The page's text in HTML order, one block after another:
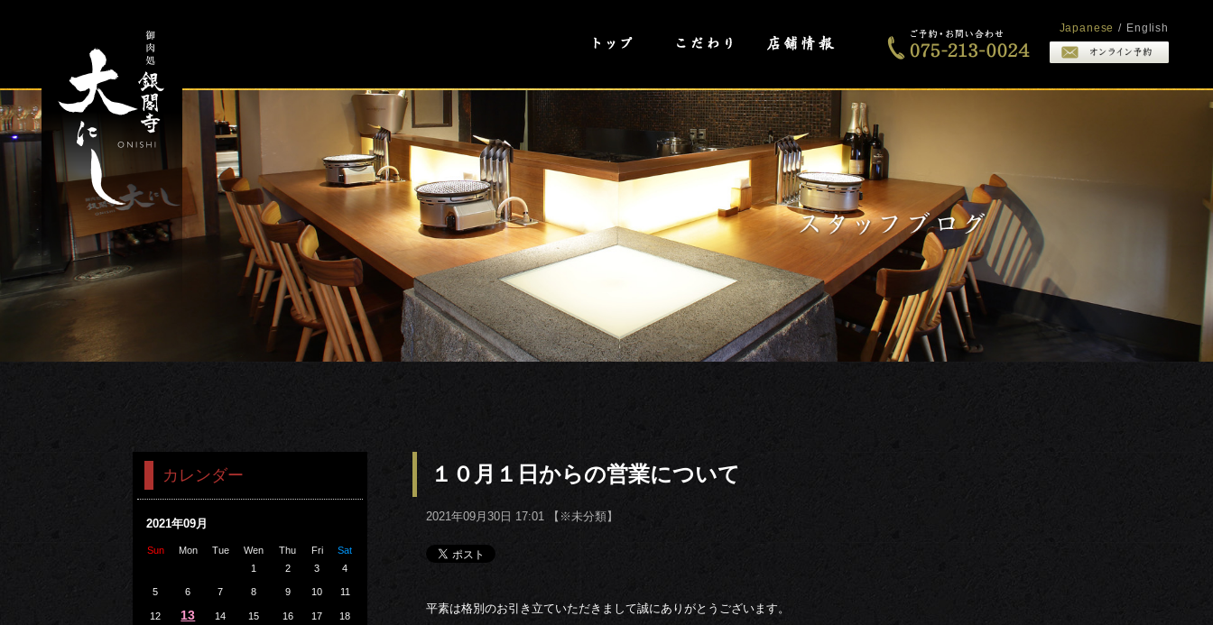
Japanese / English
１０月１日からの営業について
2021年09月30日 17:01 【 ※未分類】
平素は格別のお引き立ていただきまして誠にありがとうございます。
カレンダー
2021年09月
Sun Mon Tue Wen Thu Fri
Sat
1
2 3 4
5 6 7 8 9 10 11
12 13 14 15 16 17 18